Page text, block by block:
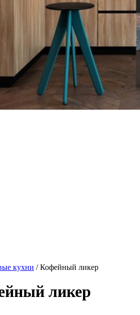
кухни / Кофейный ликер
ликер